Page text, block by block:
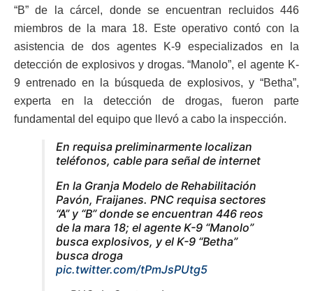
“B” de la cárcel, donde se encuentran recluidos 446
miembros de la mara 18. Este operativo contó con la
asistencia de dos agentes K-9 especializados en la
detección de explosivos y drogas. “Manolo”, el agente K-
9 entrenado en la búsqueda de explosivos, y “Betha”,
experta en la detección de drogas, fueron parte
fundamental del equipo que llevó a cabo la inspección.
En requisa preliminarmente localizan
teléfonos, cable para señal de internet
En la Granja Modelo de Rehabilitación
Pavón, Fraijanes. PNC requisa sectores
“A” y “B” donde se encuentran 446 reos
de la mara 18; el agente K-9 “Manolo”
busca explosivos, y el K-9 “Betha”
busca droga
pic.twitter.com/tPmJsPUtg5